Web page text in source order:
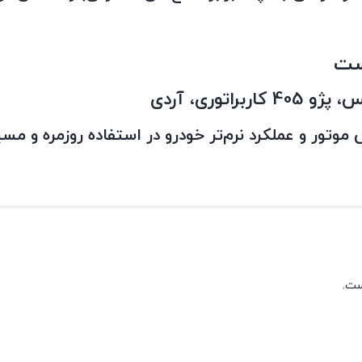
و عملکرد نرم‌تر خودرو در استفاده روزمره و